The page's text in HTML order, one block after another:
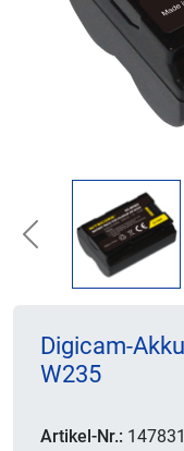
Previous
Digicam-
W235
Artikel-Nr.: 147831